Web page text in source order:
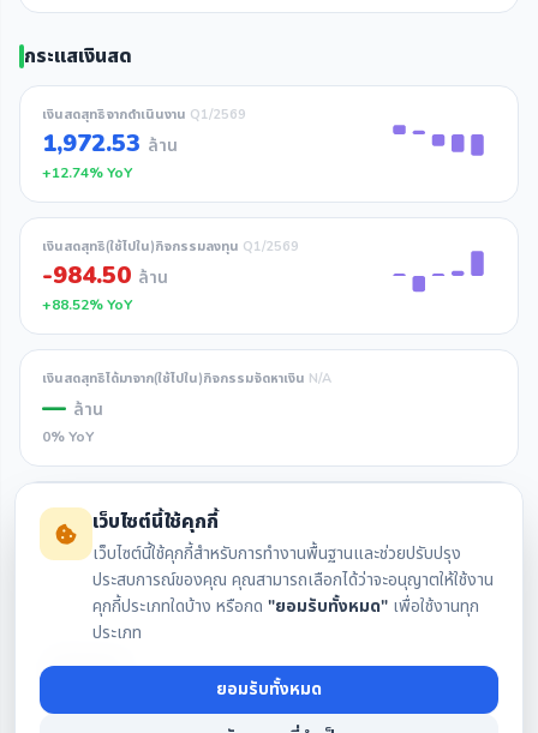
กระแสเงินสด
เงินสดสุทธิจากดำเนินงาน Q1/2569
1,972.53 ล้าน
+12.74% YoY
เงินสดสุทธิ(ใช้ไปใน)กิจกรรมลงทุน Q1/2569
-984.50 ล้าน
+88.52% YoY
เงินสดสุทธิได้มาจาก(ใช้ไปใน)กิจกรรมจัดหาเงิน N/A
— ล้าน
0% YoY
เงินสดและรายการเทียบเท่าเงินสดเพิ่มขึ้น(ลดลง) (สุทธิ)
—ล้าน
เงินสดและรายการเทียบเท่าเงินสดคงเหลือต้นงวด
378.80
เว็บไซต์นี้ใช้คุกกี้
เว็บไซต์นี้ใช้คุกกี้สำหรับการทำงานพื้นฐานและช่วยปรับปรุง
ประสบการณ์ของคุณ คุณสามารถเลือกได้ว่าจะอนุญาตให้ใช้งาน
คุกกี้ประเภทใดบ้าง หรือกด "ยอมรับทั้งหมด" เพื่อใช้งานทุก
ประเภท
ยอมรับทั้งหมด